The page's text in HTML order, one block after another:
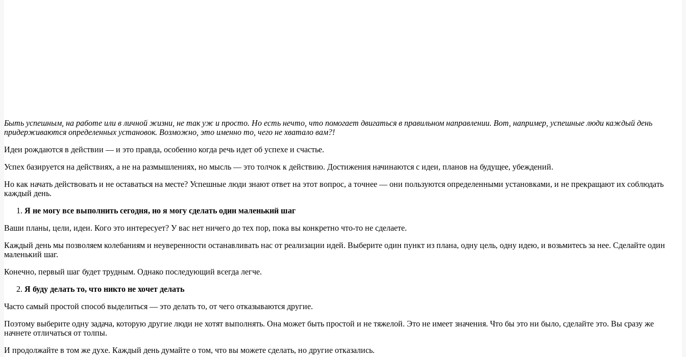
Быть успешным, на работе или в личной жизни, не так уж и просто. Но есть нечто, что помогает двигаться в правильном направлении. Вот, например, успешные люди каждый день
придерживаются определенных установок. Возможно, это именно то, чего не хватало вам?!
Идеи рождаются в действии — и это правда, особенно когда речь идет об успехе и счастье.
Успех базируется на действиях, а не на размышлениях, но мысль — это толчок к действию. Достижения начинаются с идеи, планов на будущее, убеждений.
Но как начать действовать и не оставаться на месте? Успешные люди знают ответ на этот вопрос, а точнее — они пользуются определенными установками, и не прекращают их соблюдать
каждый день.
Я не могу все выполнить сегодня, но я могу сделать один маленький шаг
Ваши планы, цели, идеи. Кого это интересует? У вас нет ничего до тех пор, пока вы конкретно что-то не сделаете.
Каждый день мы позволяем колебаниям и неуверенности останавливать нас от реализации идей. Выберите один пункт из плана, одну цель, одну идею, и возьмитесь за нее. Сделайте один
маленький шаг.
Конечно, первый шаг будет трудным. Однако последующий всегда легче.
Я буду делать то, что никто не хочет делать
Часто самый простой способ выделиться — это делать то, от чего отказываются другие.
Поэтому выберите одну задача, которую другие люди не хотят выполнять. Она может быть простой и не тяжелой. Это не имеет значения. Что бы это ни было, сделайте это. Вы сразу же
начнете отличаться от толпы.
И продолжайте в том же духе. Каждый день думайте о том, что вы можете сделать, но другие отказались.